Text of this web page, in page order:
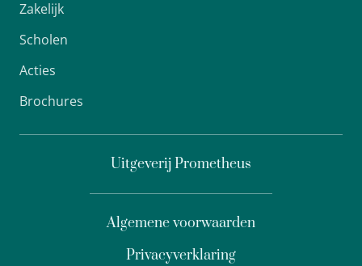
Zakelijk
Scholen
Acties
Brochures
Uitgeverij Prometheus
Privacyverklaring
Algemene voorwaarden